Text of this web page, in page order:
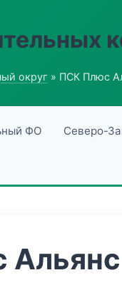
округ » ПСК Плюс
ФО Северо-